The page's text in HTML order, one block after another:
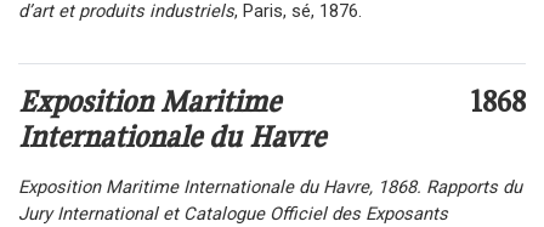
d’art et produits industriels, Paris, sé, 1876.
Exposition Maritime
Internationale du Havre
1868
Exposition Maritime Internationale du Havre, 1868. Rapports du
Jury International et Catalogue Officiel des Exposants